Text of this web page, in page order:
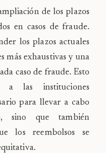
de los plazos
en casos de fraude.
los plazos actuales
más exhaustivas y una
caso de fraude. Esto
a las instituciones
para llevar a cabo
sino que también
los reembolsos se